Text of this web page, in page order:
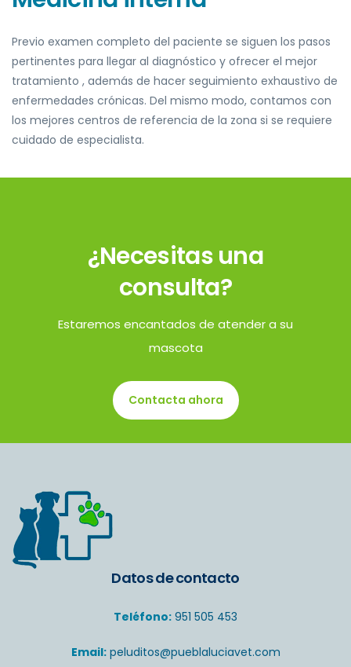
Previo examen completo del paciente se siguen los pasos
pertinentes para llegar al diagnóstico y ofrecer el mejor
tratamiento , además de hacer seguimiento exhaustivo de
enfermedades crónicas. Del mismo modo, contamos con
los mejores centros de referencia de la zona si se requiere
cuidado de especialista.
¿Necesitas una
consulta?
Estaremos encantados de atender a su
mascota
Contacta ahora
Datos de contacto
Teléfono: 951 505 453
Email: peluditos@pueblaluciavet.com